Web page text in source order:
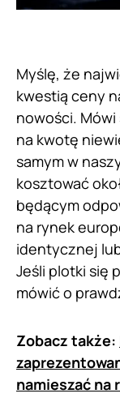
Myślę, że
kwestią ceny
nowości.
na kwotę
samym w
kosztować
będącym
na rynek
identycznej
Jeśli plotki się
mówić o
Zobacz także:
namieszać na